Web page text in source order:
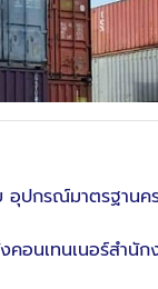
ปกรณ์มาตรฐานค
คอนเทนเนอร์สำ